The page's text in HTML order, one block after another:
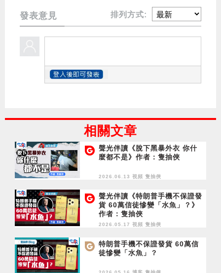
發表意見 排列方式:
相關文章
聲光伴讀《脫下黑暴外衣 你什
麼都不是》作者：隻抽俠
2026.06.13 視頻 隻抽俠
聲光伴讀《特朗普手機不保證發
貨 60萬信徒慘變「水魚」？》
作者：隻抽俠
2026.05.17 視頻 隻抽俠
特朗普手機不保證發貨 60萬信
徒慘變「水魚」？